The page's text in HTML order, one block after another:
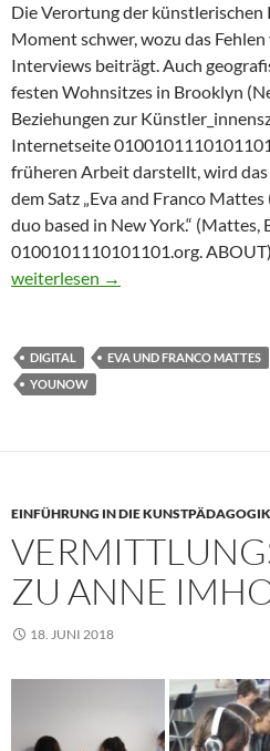
Die Verortung der
Moment schwer, wozu das
Interviews beiträgt. Auch
festen Wohnsitzes in Brooklyn
Beziehungen zur
Internetseite
früheren Arbeit darstellt, wird
dem Satz „Eva and Franco
duo based in New York.“ (Mattes,
0100101110101101.org.
VERMITTLUNGSSITATION ZU
weiterlesen →
DIGITAL EVA UND FRANCO MATTES
YOUNOW
EINFÜHRUNG IN DIE KUNSTPÄDAGOGIK
ZU ANNE
18. JUNI 2018